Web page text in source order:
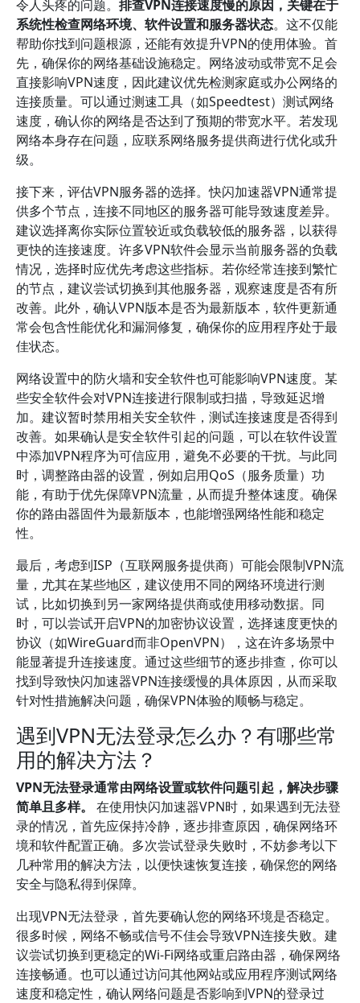
令人头疼的问题。 排查VPN连接速度慢的原因，关键在于
系统性检查网络环境、软件设置和服务器状态。这不仅能
帮助你找到问题根源，还能有效提升VPN的使用体验。首
先，确保你的网络基础设施稳定。网络波动或带宽不足会
直接影响VPN速度，因此建议优先检测家庭或办公网络的
连接质量。可以通过测速工具（如Speedtest）测试网络
速度，确认你的网络是否达到了预期的带宽水平。若发现
网络本身存在问题，应联系网络服务提供商进行优化或升
级。
接下来，评估VPN服务器的选择。快闪加速器VPN通常提
供多个节点，连接不同地区的服务器可能导致速度差异。
建议选择离你实际位置较近或负载较低的服务器，以获得
更快的连接速度。许多VPN软件会显示当前服务器的负载
情况，选择时应优先考虑这些指标。若你经常连接到繁忙
的节点，建议尝试切换到其他服务器，观察速度是否有所
改善。此外，确认VPN版本是否为最新版本，软件更新通
常会包含性能优化和漏洞修复，确保你的应用程序处于最
佳状态。
网络设置中的防火墙和安全软件也可能影响VPN速度。某
些安全软件会对VPN连接进行限制或扫描，导致延迟增
加。建议暂时禁用相关安全软件，测试连接速度是否得到
改善。如果确认是安全软件引起的问题，可以在软件设置
中添加VPN程序为可信应用，避免不必要的干扰。与此同
时，调整路由器的设置，例如启用QoS（服务质量）功
能，有助于优先保障VPN流量，从而提升整体速度。确保
你的路由器固件为最新版本，也能增强网络性能和稳定
性。
最后，考虑到ISP（互联网服务提供商）可能会限制VPN流
量，尤其在某些地区，建议使用不同的网络环境进行测
试，比如切换到另一家网络提供商或使用移动数据。同
时，可以尝试开启VPN的加密协议设置，选择速度更快的
协议（如WireGuard而非OpenVPN），这在许多场景中
能显著提升连接速度。通过这些细节的逐步排查，你可以
找到导致快闪加速器VPN连接缓慢的具体原因，从而采取
针对性措施解决问题，确保VPN体验的顺畅与稳定。
遇到VPN无法登录怎么办？有哪些常
用的解决方法？
VPN无法登录通常由网络设置或软件问题引起，解决步骤
简单且多样。 在使用快闪加速器VPN时，如果遇到无法登
录的情况，首先应保持冷静，逐步排查原因，确保网络环
境和软件配置正确。多次尝试登录失败时，不妨参考以下
几种常用的解决方法，以便快速恢复连接，确保您的网络
安全与隐私得到保障。
出现VPN无法登录，首先要确认您的网络环境是否稳定。
很多时候，网络不畅或信号不佳会导致VPN连接失败。建
议尝试切换到更稳定的Wi-Fi网络或重启路由器，确保网络
连接畅通。也可以通过访问其他网站或应用程序测试网络
速度和稳定性，确认网络问题是否影响到VPN的登录过